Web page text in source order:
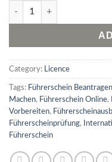
Führerschein quantity
Category: Licence
Tags: Führerschein Beantragen
Machen, Führerschein Online,
Vorbereiten,
Führerscheinprüfung,
Führerschein